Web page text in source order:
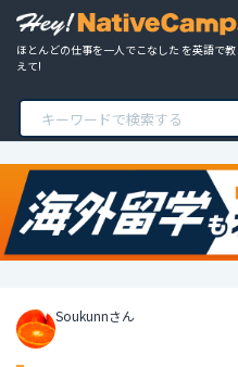
ほとんどの仕事を一人でこなした を英語で教
えて!
Soukunnさん